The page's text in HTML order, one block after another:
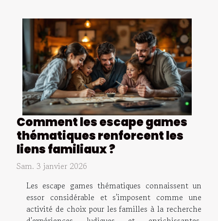
Comment les escape games
thématiques renforcent les
liens familiaux ?
Sam. 3 janvier 2026
Les escape games thématiques connaissent un
essor considérable et s'imposent comme une
activité de choix pour les familles à la recherche